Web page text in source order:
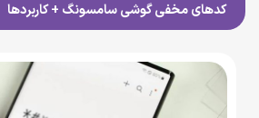
کدهای مخفی گوشی سامسونگ + کاربردها